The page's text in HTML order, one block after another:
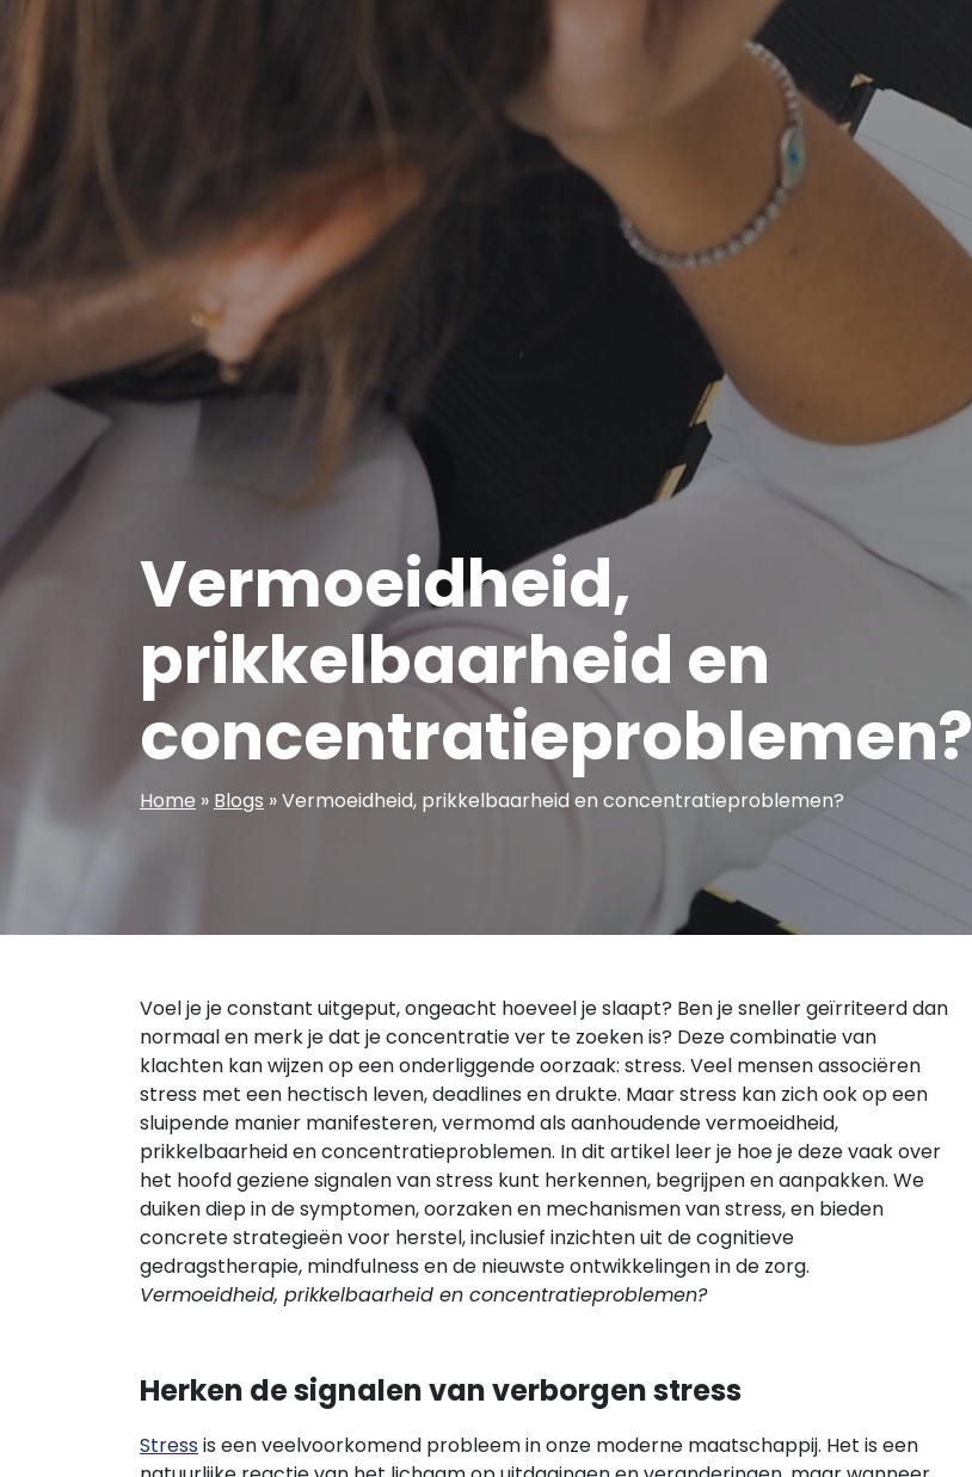
Vermoeidheid,
prikkelbaarheid en
concentratieproblemen?
Home » Blogs »Vermoeidheid, prikkelbaarheid en concentratieproblemen?
Voel je je constant uitgeput, ongeacht hoeveel je slaapt? Ben je sneller geïrriteerd dan
normaal en merk je dat je concentratie ver te zoeken is? Deze combinatie van
klachten kan wijzen op een onderliggende oorzaak: stress. Veel mensen associëren
stress met een hectisch leven, deadlines en drukte. Maar stress kan zich ook op een
sluipende manier manifesteren, vermomd als aanhoudende vermoeidheid,
prikkelbaarheid en concentratieproblemen. In dit artikel leer je hoe je deze vaak over
het hoofd geziene signalen van stress kunt herkennen, begrijpen en aanpakken. We
duiken diep in de symptomen, oorzaken en mechanismen van stress, en bieden
concrete strategieën voor herstel, inclusief inzichten uit de cognitieve
gedragstherapie, mindfulness en de nieuwste ontwikkelingen in de zorg.
Vermoeidheid, prikkelbaarheid en concentratieproblemen?
Herken de signalen van verborgen stress
Stress is een veelvoorkomend probleem in onze moderne maatschappij. Het is een